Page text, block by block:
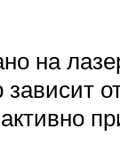
на